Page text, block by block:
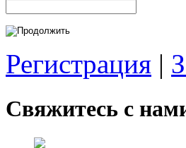
Регистрация |
Свяжитесь с